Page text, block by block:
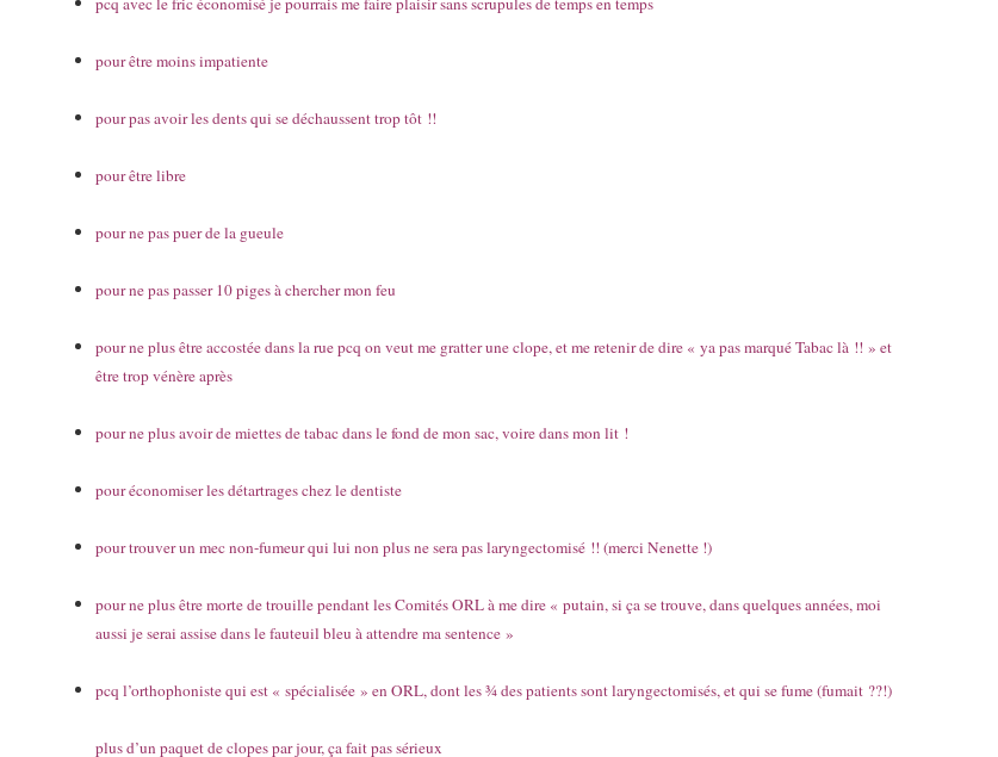
pour être moins impatiente
pour pas avoir les dents qui se déchaussent trop tôt !!
pour être libre
pour ne pas puer de la gueule
pour ne pas passer 10 piges à chercher mon feu
pour ne plus être accostée dans la rue pcq on veut me gratter une clope, et me retenir de dire « ya pas marqué Tabac là !! » et
être trop vénère après
pour ne plus avoir de miettes de tabac dans le fond de mon sac, voire dans mon lit !
pour économiser les détartrages chez le dentiste
pour trouver un mec non-fumeur qui lui non plus ne sera pas laryngectomisé !! (merci Nenette !)
pour ne plus être morte de trouille pendant les Comités ORL à me dire « putain, si ça se trouve, dans quelques années, moi
aussi je serai assise dans le fauteuil bleu à attendre ma sentence »
pcq l’orthophoniste qui est « spécialisée » en ORL, dont les ¾ des patients sont laryngectomisés, et qui se fume (fumait ??!)
plus d’un paquet de clopes par jour, ça fait pas sérieux